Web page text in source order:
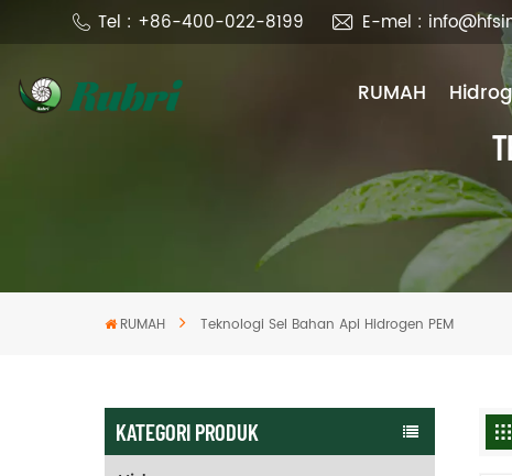
Tel : +86-400-022-8199 E-mel :
RUMAH
RUMAH Teknologi Sel Bahan Api Hidrogen PEM
KATEGORI PRODUK